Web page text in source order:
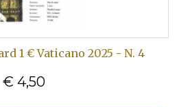
1 € Vaticano 2025 - N. 4
€ 4,50